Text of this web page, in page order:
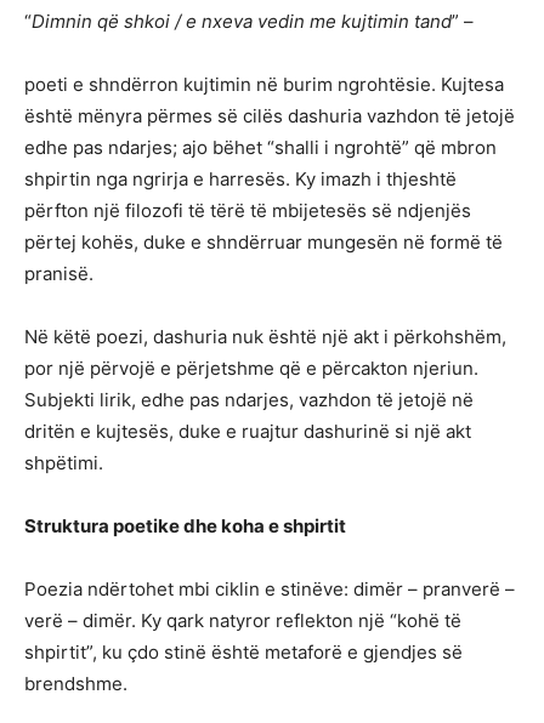
“Dimnin që shkoi / e nxeva vedin me kujtimin tand” –
poeti e shndërron kujtimin në burim ngrohtësie. Kujtesa
është mënyra përmes së cilës dashuria vazhdon të jetojë
edhe pas ndarjes; ajo bëhet “shalli i ngrohtë” që mbron
shpirtin nga ngrirja e harresës. Ky imazh i thjeshtë
përfton një filozofi të tërë të mbijetesës së ndjenjës
përtej kohës, duke e shndërruar mungesën në formë të
pranisë.
Në këtë poezi, dashuria nuk është një akt i përkohshëm,
por një përvojë e përjetshme që e përcakton njeriun.
Subjekti lirik, edhe pas ndarjes, vazhdon të jetojë në
dritën e kujtesës, duke e ruajtur dashurinë si një akt
shpëtimi.
Struktura poetike dhe koha e shpirtit
Poezia ndërtohet mbi ciklin e stinëve: dimër – pranverë –
verë – dimër. Ky qark natyror reflekton një “kohë të
shpirtit”, ku çdo stinë është metaforë e gjendjes së
brendshme.